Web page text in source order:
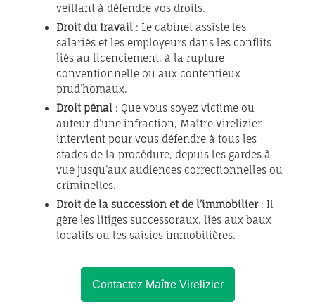
veillant à défendre vos droits.
Droit du travail : Le cabinet assiste les
salariés et les employeurs dans les conflits
liés au licenciement, à la rupture
conventionnelle ou aux contentieux
prud’homaux.
Droit pénal : Que vous soyez victime ou
auteur d’une infraction, Maître Virelizier
intervient pour vous défendre à tous les
stades de la procédure, depuis les gardes à
vue jusqu’aux audiences correctionnelles ou
criminelles.
Droit de la succession et de l’immobilier: Il
gère les litiges successoraux, liés aux baux
locatifs ou les saisies immobilières.
Contactez Maître Virelizier